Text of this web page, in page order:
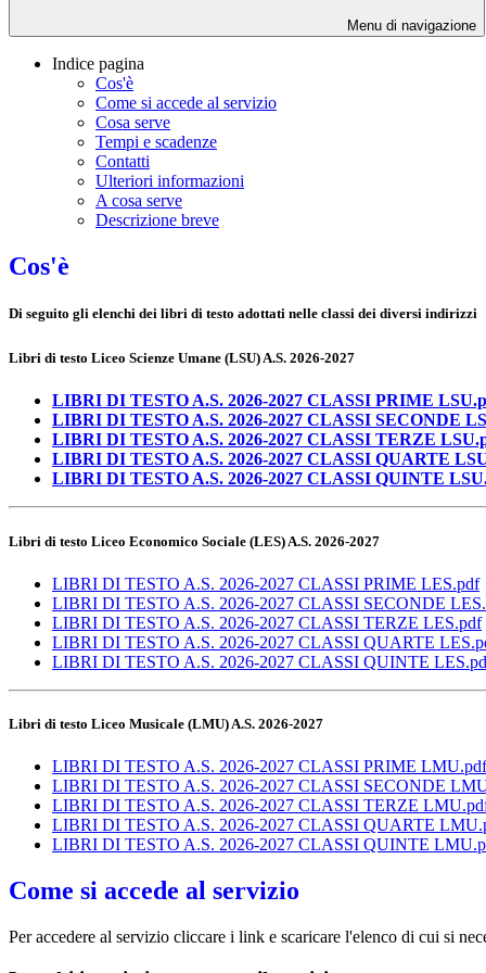
Menu di navigazione
Indice pagina
Cos'è
Come si accede al servizio
Cosa serve
Tempi e scadenze
Contatti
Ulteriori informazioni
A cosa serve
Descrizione breve
Cos'è
Di seguito gli elenchi dei libri di testo adottati nelle classi dei diversi indirizzi
Libri di testo Liceo Scienze Umane (LSU) A.S. 2026-2027
LIBRI DI TESTO A.S. 2026-2027 CLASSI PRIME
LIBRI DI TESTO A.S. 2026-2027 CLASSI SECONDE
LIBRI DI TESTO A.S. 2026-2027 CLASSI TERZE
LIBRI DI TESTO A.S. 2026-2027 CLASSI QUARTE
LIBRI DI TESTO A.S. 2026-2027 CLASSI QUINTE
Libri di testo Liceo Economico Sociale (LES) A.S. 2026-2027
LIBRI DI TESTO A.S. 2026-2027 CLASSI PRIME LES.pdf
LIBRI DI TESTO A.S. 2026-2027 CLASSI SECONDE
LIBRI DI TESTO A.S. 2026-2027 CLASSI TERZE LES.pdf
LIBRI DI TESTO A.S. 2026-2027 CLASSI QUARTE
LIBRI DI TESTO A.S. 2026-2027 CLASSI QUINTE
Libri di testo Liceo Musicale (LMU) A.S. 2026-2027
LIBRI DI TESTO A.S. 2026-2027 CLASSI PRIME LMU.pdf
LIBRI DI TESTO A.S. 2026-2027 CLASSI SECONDE
LIBRI DI TESTO A.S. 2026-2027 CLASSI TERZE
LIBRI DI TESTO A.S. 2026-2027 CLASSI QUARTE
LIBRI DI TESTO A.S. 2026-2027 CLASSI QUINTE
Come si accede al servizio
Per accedere al servizio cliccare i link e scaricare l'elenco di cui si